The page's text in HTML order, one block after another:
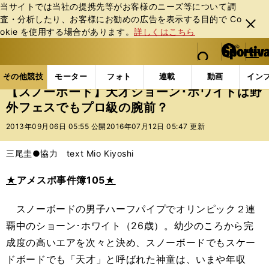
当サイトでは当社の提携先等がお客様のニーズ等について調
査・分析したり、お客様にお勧めの広告を表⽰する⽬的で Co
okie を使⽤する場合があります。詳しくはこちら
閉じ
る
web Sportiva (webスポルティーバ)
検索
マイペ
ー
ジ
メニュ
その他競技 モーター フォト 連載 動画 イン
ス
ポ
ル
バ
その他競技の記事一覧 その他競技 冬季競技 【
【スノーボード】天才ショーン･ホワイトは野
外フェスでもプロ級の腕前？
2013年09月06日 05:55 公開 2016年07月12日 05:47 更新
三尾圭●協力 text Mio Kiyoshi
★ アメスポ事件簿105★
スノーボードの男子ハーフパイプでオリンピック２連
覇中のショーン･ホワイト（26歳）。幼少のころから完
成度の高いエアを次々と決め、スノーボードでもスケー
ドボードでも「天才」と呼ばれた神童は、いまや年収